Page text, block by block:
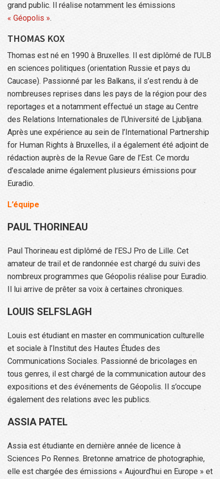
grand public. Il réalise notamment les émissions
« Géopolis ».
THOMAS KOX
Thomas est né en 1990 à Bruxelles. Il est diplômé de l’ULB
en sciences politiques (orientation Russie et pays du
Caucase). Passionné par les Balkans, il s’est rendu à de
nombreuses reprises dans les pays de la région pour des
reportages et a notamment effectué un stage au Centre
des Relations Internationales de l’Université de Ljubljana.
Après une expérience au sein de l’International Partnership
for Human Rights à Bruxelles, il a également été adjoint de
rédaction auprès de la Revue Gare de l’Est. Ce mordu
d’escalade anime également plusieurs émissions pour
Euradio.
L’équipe
PAUL THORINEAU
Paul Thorineau est diplômé de l’ESJ Pro de Lille. Cet
amateur de trail et de randonnée est chargé du suivi des
nombreux programmes que Géopolis réalise pour Euradio.
Il lui arrive de prêter sa voix à certaines chroniques.
LOUIS SELFSLAGH
Louis est étudiant en master en communication culturelle
et sociale à l’Institut des Hautes Études des
Communications Sociales. Passionné de bricolages en
tous genres, il est chargé de la communication autour des
expositions et des événements de Géopolis. Il s’occupe
également des relations avec les publics.
ASSIA PATEL
Assia est étudiante en dernière année de licence à
Sciences Po Rennes. Bretonne amatrice de photographie,
elle est chargée des émissions « Aujourd’hui en Europe » et